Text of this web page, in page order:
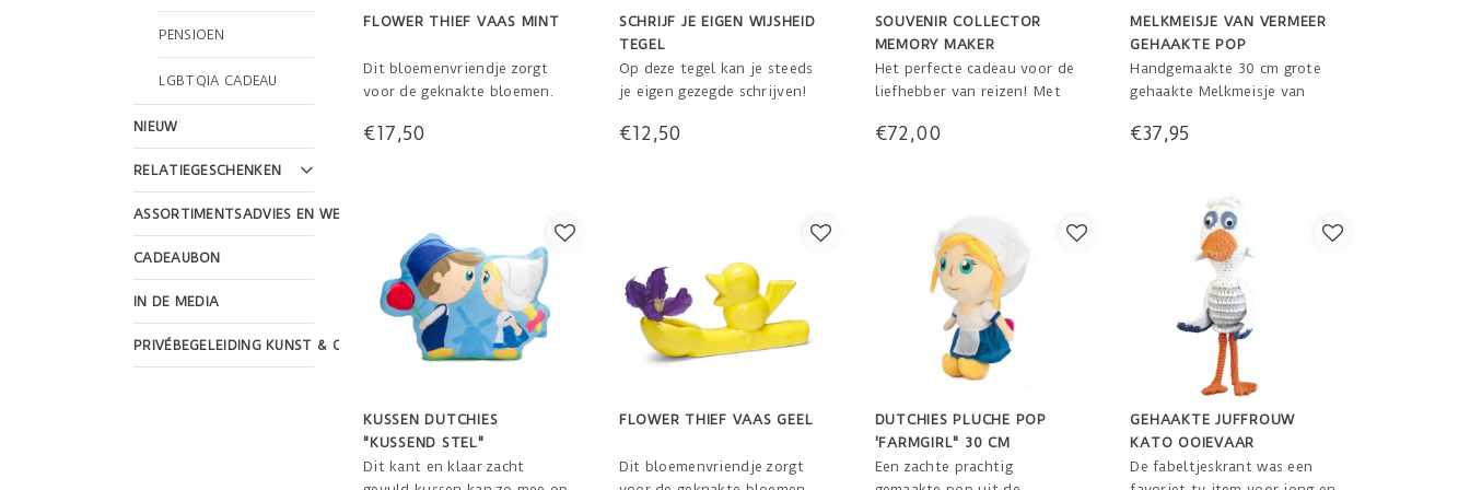
PENSIOEN
LGBTQIA CADEAU
NIEUW
RELATIEGESCHENKEN
ASSORTIMENTSADVIES EN WEBSHOP DESIGN
CADEAUBON
IN DE MEDIA
PRIVÉBEGELEIDING KUNST & CULTUUR
FLOWER THIEF VAAS MINT
Dit bloemenvriendje zorgt
voor de geknakte bloemen.
Geknakte bloemetjes vinden
Afmetingen: 7,5 x 14 x 3,5 cm
Gewicht: 130 gram
Materiaal: keramiek
Produc
€17,50
SCHRIJF JE EIGEN WIJSHEID
TEGEL
Op deze tegel kan je steeds
je eigen gezegde schrijven!
met een marker zelf een
€12,50
SOUVENIR COLLECTOR
MEMORY MAKER
Het perfecte cadeau voor de
liefhebber van reizen! Met
de souvenirs van je reis tot
Je kunt er meerdere
verzamelen en zo je eigen
memory muur creëren.
€72,00
MELKMEISJE VAN VERMEER
GEHAAKTE POP
Handgemaakte 30 cm grote
gehaakte Melkmeisje van
Melkmeisje in de Vermeer
€37,95
KUSSEN DUTCHIES
"KUSSEND STEL"
Dit kant en klaar zacht
FLOWER THIEF VAAS GEEL
Dit bloemenvriendje zorgt
DUTCHIES PLUCHE POP
'FARMGIRL" 30 CM
Een zachte prachtig
GEHAAKTE JUFFROUW
KATO OOIEVAAR
De fabeltjeskrant was een